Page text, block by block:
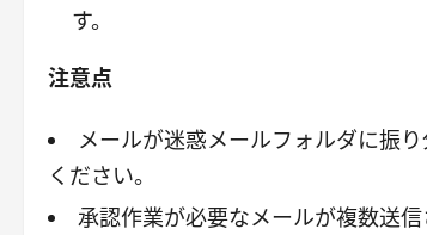
す。
注意点
メールが迷惑メールフォルダに振
ください。
承認作業が必要なメールが複数送